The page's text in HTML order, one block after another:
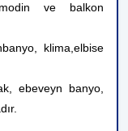
ve balkon
banyo, klima, elbise
, ebeveyn banyo,